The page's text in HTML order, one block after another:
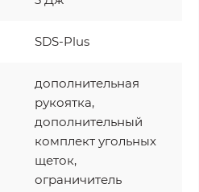
SDS-Plus
дополнительная
рукоятка,
дополнительный
комплект угольных
щеток,
ограничитель